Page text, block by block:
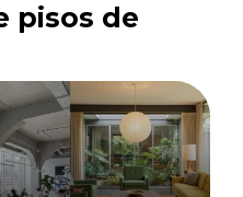
pisos de